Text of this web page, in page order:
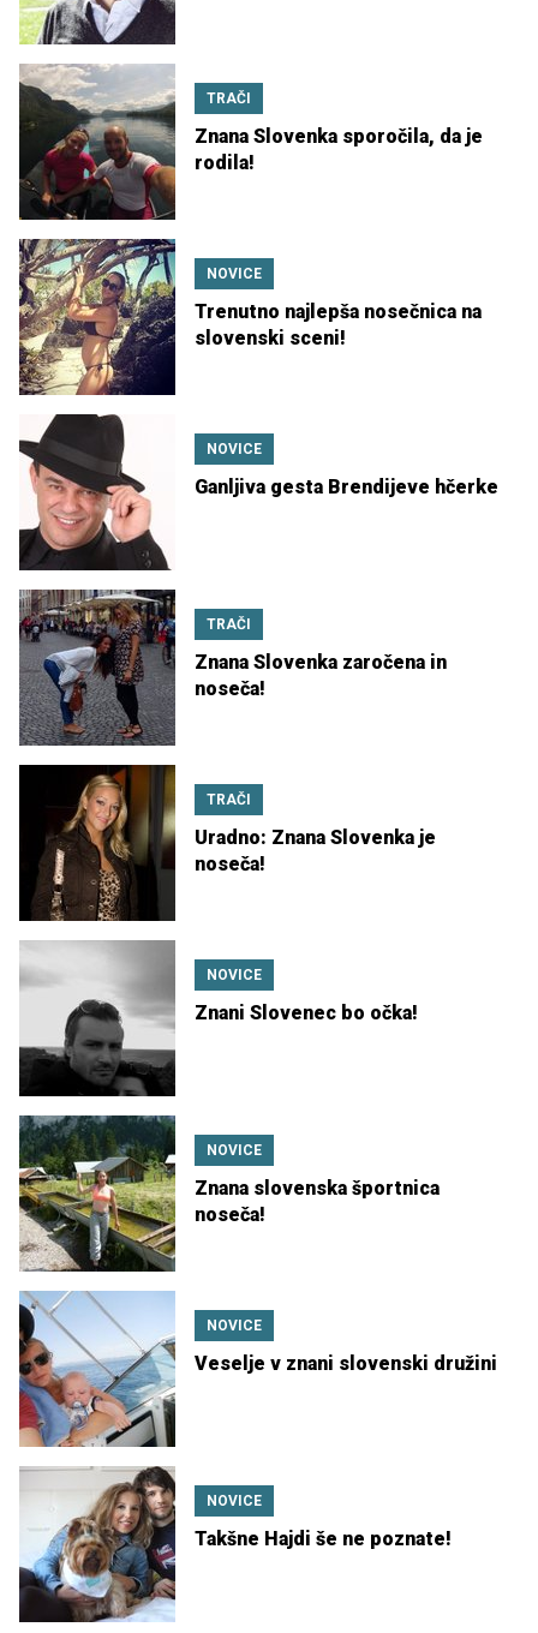
TRAČI
Znana Slovenka sporočila, da je
rodila!
NOVICE
Trenutno najlepša nosečnica na
slovenski sceni!
NOVICE
Ganljiva gesta Brendijeve hčerke
TRAČI
Znana Slovenka zaročena in
noseča!
TRAČI
Uradno: Znana Slovenka je
noseča!
NOVICE
Znani Slovenec bo očka!
NOVICE
Znana slovenska športnica
noseča!
NOVICE
Veselje v znani slovenski družini
NOVICE
Takšne Hajdi še ne poznate!